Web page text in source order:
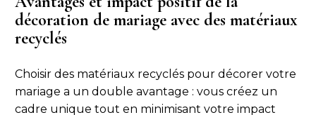
décoration de mariage avec des matériaux
recyclés
Choisir des matériaux recyclés pour décorer votre
mariage a un double avantage : vous créez un
cadre unique tout en minimisant votre impact